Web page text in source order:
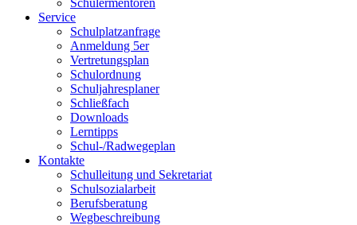
Schülermentoren
Service
Schulplatzanfrage
Anmeldung 5er
Vertretungsplan
Schulordnung
Schuljahresplaner
Schließfach
Downloads
Lerntipps
Schul-/Radwegeplan
Kontakte
Schulleitung und Sekretariat
Schulsozialarbeit
Berufsberatung
Wegbeschreibung